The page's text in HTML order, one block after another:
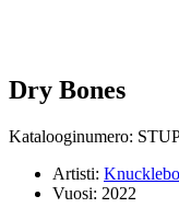
Dry Bones
Katalooginumero:
Artisti:
Vuosi: 2022